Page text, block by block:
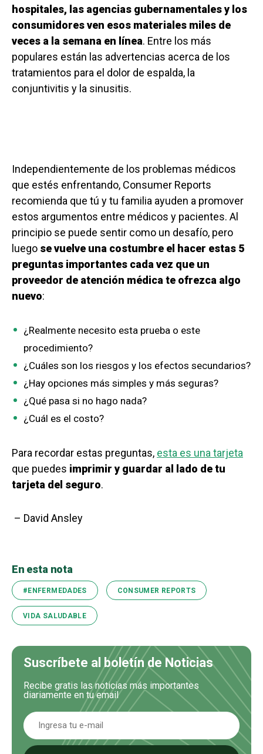
hospitales, las agencias gubernamentales y los
consumidores ven esos materiales miles de
veces a la semana en línea. Entre los más
populares están las advertencias acerca de los
tratamientos para el dolor de espalda, la
conjuntivitis y la sinusitis.
Independientemente de los problemas médicos
que estés enfrentando, Consumer Reports
recomienda que tú y tu familia ayuden a promover
estos argumentos entre médicos y pacientes. Al
principio se puede sentir como un desafío, pero
luego se vuelve una costumbre el hacer estas 5
preguntas importantes cada vez que un
proveedor de atención médica te ofrezca algo
nuevo:
¿Realmente necesito esta prueba o este
procedimiento?
¿Cuáles son los riesgos y los efectos secundarios?
¿Hay opciones más simples y más seguras?
¿Qué pasa si no hago nada?
¿Cuál es el costo?
Para recordar estas preguntas, esta es una tarjeta
que puedes imprimir y guardar al lado de tu
tarjeta del seguro.
– David Ansley
En esta nota
#ENFERMEDADES CONSUMER REPORTS
VIDA SALUDABLE
Suscríbete al boletín de Noticias
Recibe gratis las noticias más importantes
diariamente en tu email